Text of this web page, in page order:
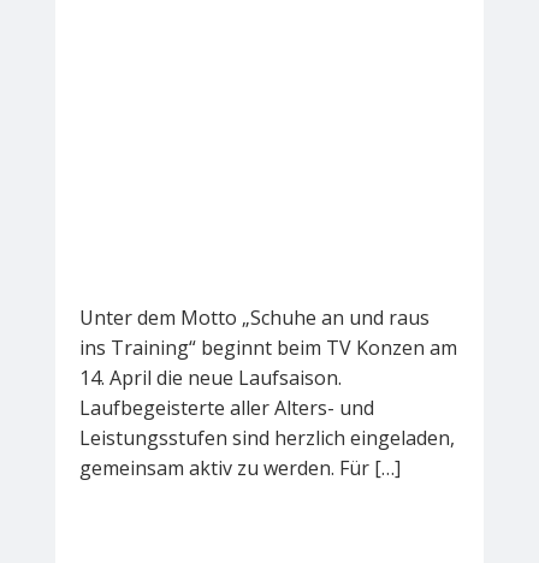
Unter dem Motto „Schuhe an und raus
ins Training“ beginnt beim TV Konzen am
14. April die neue Laufsaison.
Laufbegeisterte aller Alters- und
Leistungsstufen sind herzlich eingeladen,
gemeinsam aktiv zu werden. Für […]